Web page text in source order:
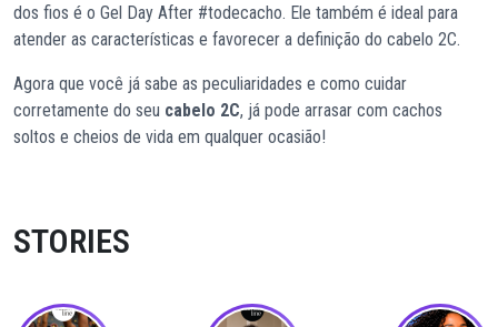
dos fios é o Gel Day After #todecacho. Ele também é ideal para
atender as características e favorecer a definição do cabelo 2C.
Agora que você já sabe as peculiaridades e como cuidar
corretamente do seu cabelo 2C, já pode arrasar com cachos
soltos e cheios de vida em qualquer ocasião!
STORIES